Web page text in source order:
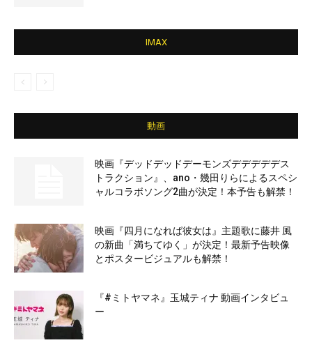
IMAX
動画
映画『デッドデッドデーモンズデデデデデス
トラクション』、ano・幾田りらによるスペシ
ャルコラボソング2曲が決定！本予告も解禁！
映画『四月になれば彼女は』主題歌に藤井 風
の新曲「満ちてゆく」が決定！最新予告映像
とポスタービジュアルも解禁！
『#ミトヤマネ』玉城ティナ 動画インタビュ
ー